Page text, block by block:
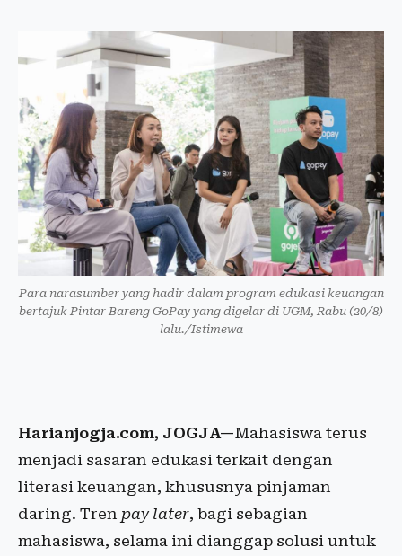
Para narasumber yang hadir dalam program edukasi keuangan
bertajuk Pintar Bareng GoPay yang digelar di UGM, Rabu (20/8)
lalu./Istimewa
Harianjogja.com, JOGJA—Mahasiswa terus
menjadi sasaran edukasi terkait dengan
literasi keuangan, khususnya pinjaman
daring. Tren pay later, bagi sebagian
mahasiswa, selama ini dianggap solusi untuk